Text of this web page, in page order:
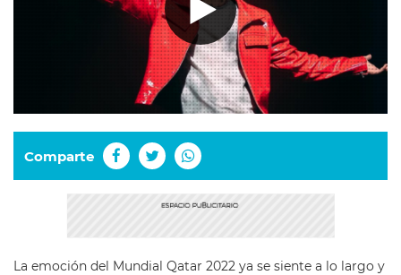
Comparte
La emoción del Mundial Qatar 2022 ya se siente a lo largo y